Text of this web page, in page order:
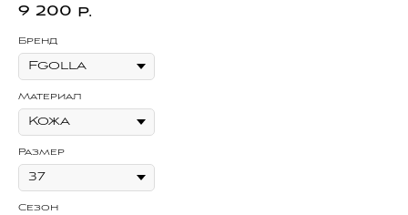
9 200 р.
Бренд
Материал
Размер
Сезон